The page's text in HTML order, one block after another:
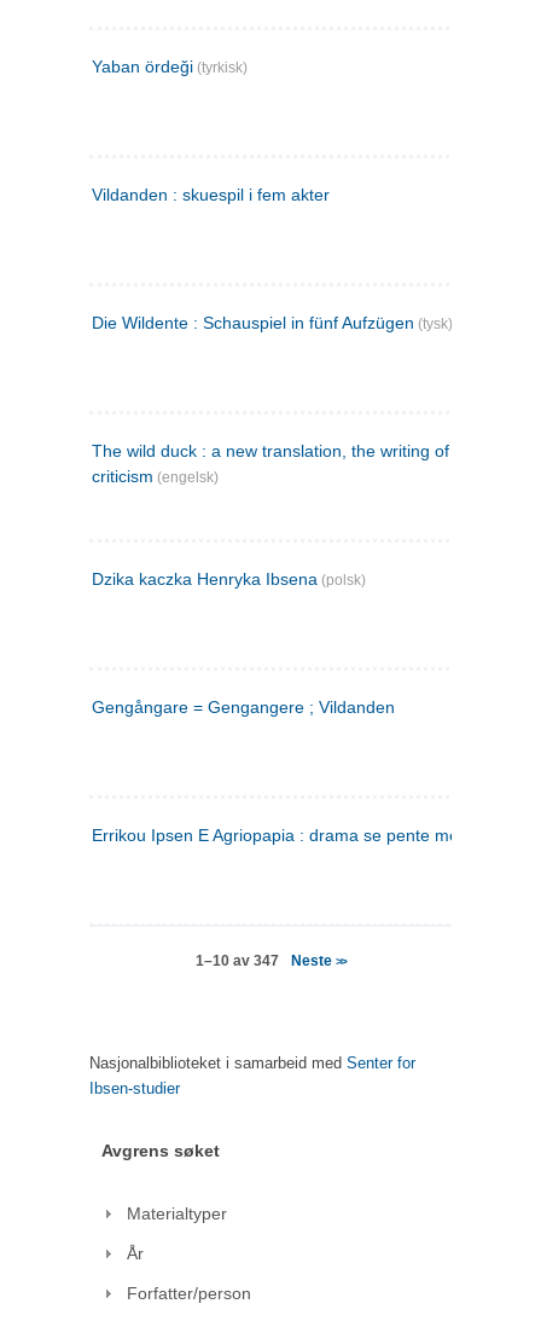
Yaban ördeği (tyrkisk)
Vildanden : skuespil i fem akter
Die Wildente : Schauspiel in fünf Aufzügen (tysk)
The wild duck : a new translation, the writing of the play,
criticism (engelsk)
Dzika kaczka Henryka Ibsena (polsk)
Gengångare = Gengangere ; Vildanden
Errikou Ipsen E Agriopapia : drama se pente mere
1–10 av 347 Neste >>
Nasjonalbiblioteket i samarbeid med Senter for
Ibsen-studier
Avgrens søket
Materialtyper
År
Forfatter/person